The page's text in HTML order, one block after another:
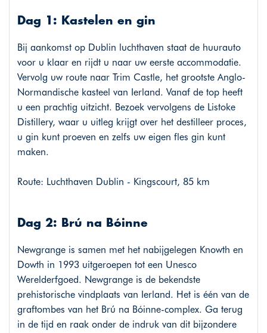
Dag 1: Kastelen en gin
Bij aankomst op Dublin luchthaven staat de huurauto
voor u klaar en rijdt u naar uw eerste accommodatie.
Vervolg uw route naar Trim Castle, het grootste Anglo-
Normandische kasteel van Ierland. Vanaf de top heeft
u een prachtig uitzicht. Bezoek vervolgens de Listoke
Distillery, waar u uitleg krijgt over het destilleer proces,
u gin kunt proeven en zelfs uw eigen fles gin kunt
maken.
Route: Luchthaven Dublin - Kingscourt, 85 km
Dag 2: Brú na Bóinne
Newgrange is samen met het nabijgelegen Knowth en
Dowth in 1993 uitgeroepen tot een Unesco
Werelderfgoed. Newgrange is de bekendste
prehistorische vindplaats van Ierland. Het is één van de
graftombes van het Brú na Bóinne-complex. Ga terug
in de tijd en raak onder de indruk van dit bijzondere